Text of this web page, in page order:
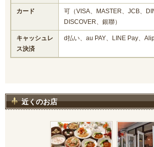
カード
可（VISA、MASTER、JCB、
DISCOVER、銀聯）
キャッシュレ
ス決済
d払い、au PAY、LINE Pay、
近くのお店